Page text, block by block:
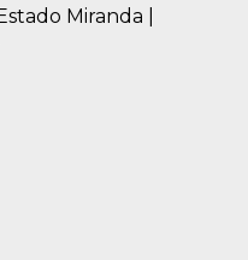
Miranda